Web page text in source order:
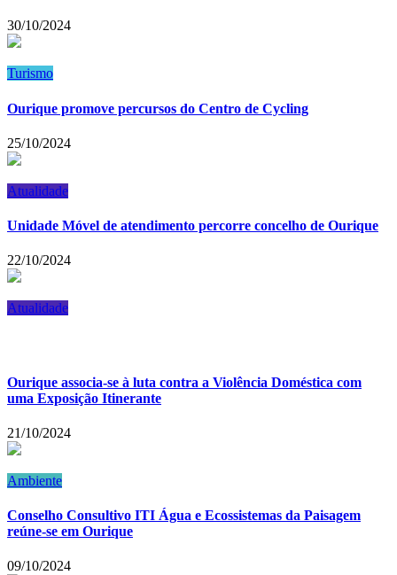
30/10/2024
Turismo
Ourique promove percursos do Centro de Cycling
25/10/2024
Atualidade
Unidade Móvel de atendimento percorre concelho de Ourique
22/10/2024
Atualidade
Ourique associa-se à luta contra a Violência Doméstica com
uma Exposição Itinerante
21/10/2024
Ambiente
Conselho Consultivo ITI Água e Ecossistemas da Paisagem
reúne-se em Ourique
09/10/2024